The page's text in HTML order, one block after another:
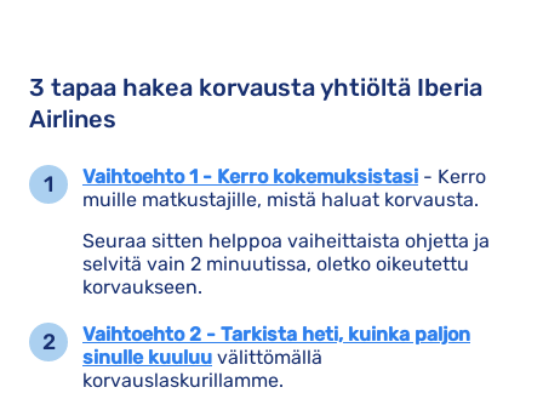
3 tapaa hakea korvausta yhtiöltä Iberia
Airlines
Vaihtoehto 1 - Kerro kokemuksistasi - Kerro
muille matkustajille, mistä haluat korvausta.
Seuraa sitten helppoa vaiheittaista ohjetta ja
selvitä vain 2 minuutissa, oletko oikeutettu
korvaukseen.
Vaihtoehto 2 - Tarkista heti, kuinka paljon
sinulle kuuluu välittömällä
korvauslaskurillamme.